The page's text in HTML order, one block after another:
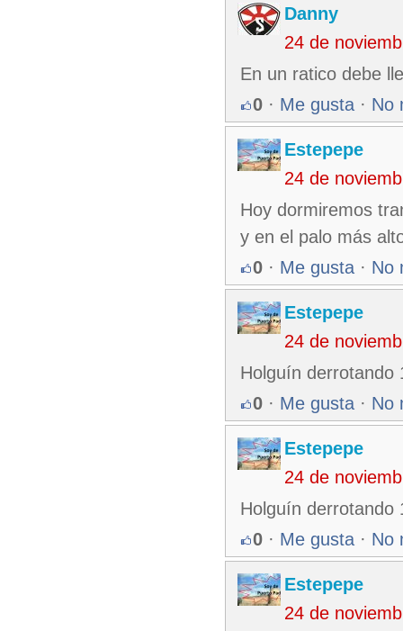
Danny
24 de
En un ratico debe
0 · Me gusta · No
Estepepe
24 de
Hoy dormiremos
y en el palo más
0 · Me gusta · No
Estepepe
24 de
Holguín derrotando
0 · Me gusta · No
Estepepe
24 de
Holguín derrotando
0 · Me gusta · No
Estepepe
24 de